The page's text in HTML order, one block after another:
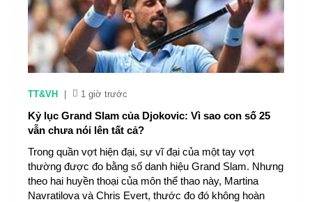
TT&VH 1 giờ trước
Kỷ lục Grand Slam của Djokovic: Vì sao con số 25
vẫn chưa nói lên tất cả?
Trong quần vợt hiện đại, sự vĩ đại của một tay vợt
thường được đo bằng số danh hiệu Grand Slam. Nhưng
theo hai huyền thoại của môn thể thao này, Martina
Navratilova và Chris Evert, thước đo đó không hoàn